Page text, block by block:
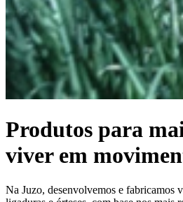
Produtos para
viver em
Na Juzo, desenvolvemos e fabricamos